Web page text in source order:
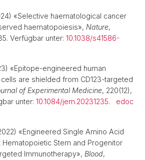
«Selective haematological cancer
haematopoiesis», Nature,
Verfügbar unter: 10.1038/s41586-
«Epitope-engineered human
are shielded from CD123-targeted
of Experimental Medicine, 220(12),
unter: 10.1084/jem.20231235. edoc
«Engineered Single Amino Acid
Hematopoietic Stem and Progenitor
Immunotherapy», Blood,